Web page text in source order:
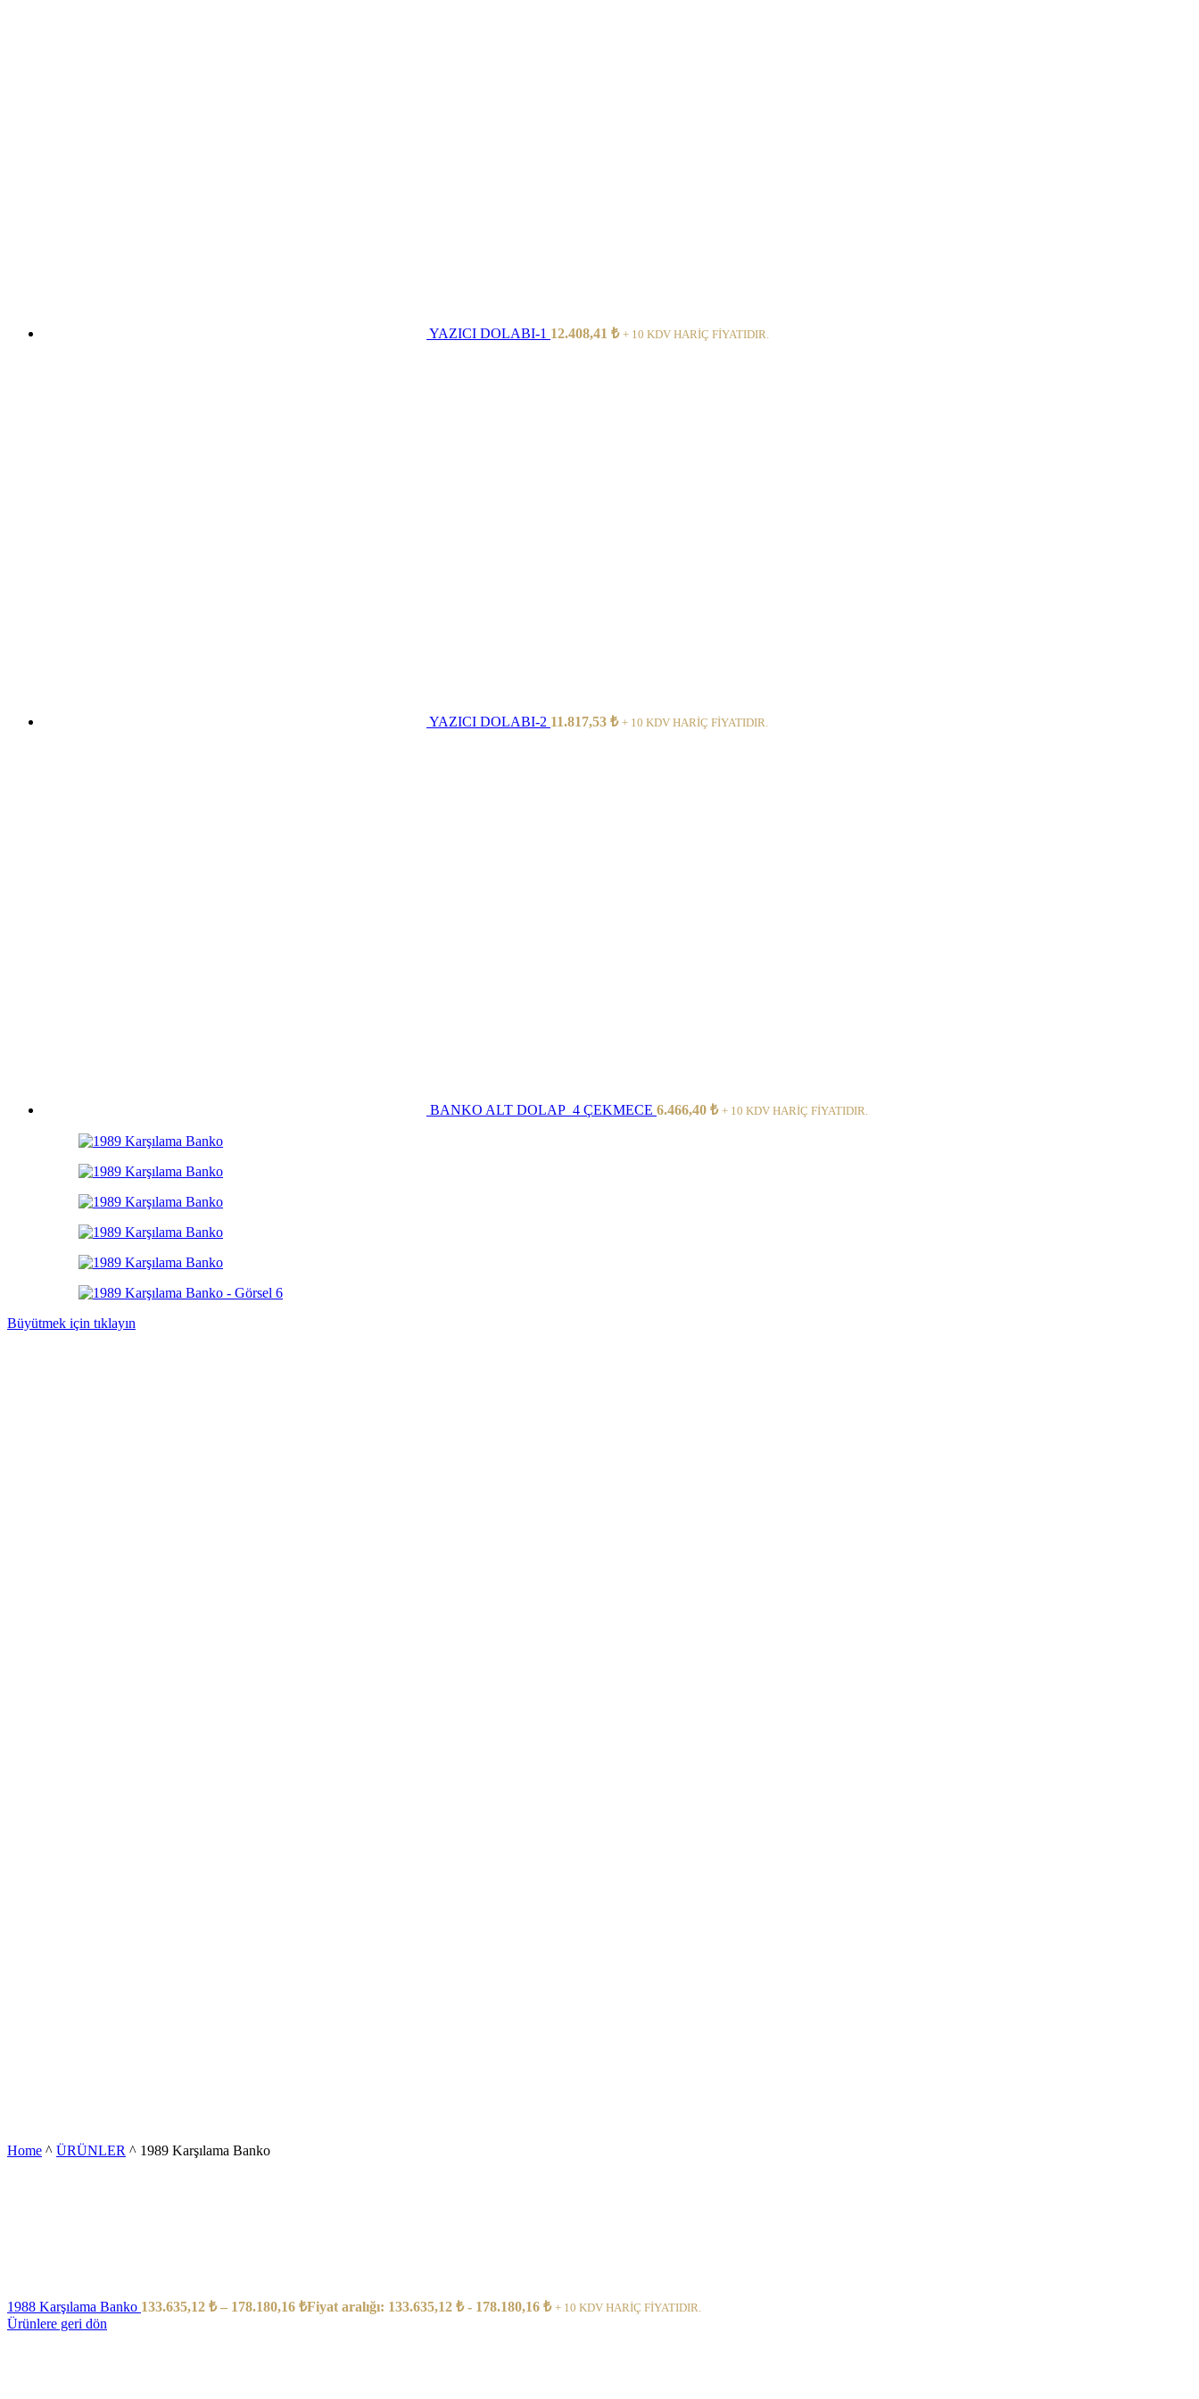
YAZICI DOLABI-1 12.408,41 ₺ + 10 KDV HARİÇ FİYATIDIR.
YAZICI DOLABI-2 11.817,53 ₺ + 10 KDV HARİÇ FİYATIDIR.
BANKO ALT DOLAP_4 ÇEKMECE 6.466,40 ₺ + 10 KDV HARİÇ FİYATIDIR.
Büyütmek için tıklayın
Home ^ ÜRÜNLER ^ 1989 Karşılama Banko
1988 Karşılama Banko 133.635,12 ₺ – 178.180,16 ₺Fiyat aralığı: 133.635,12 ₺ - 178.180,16 ₺ + 10 KDV HARİÇ FİYATIDIR.
Ürünlere geri dön